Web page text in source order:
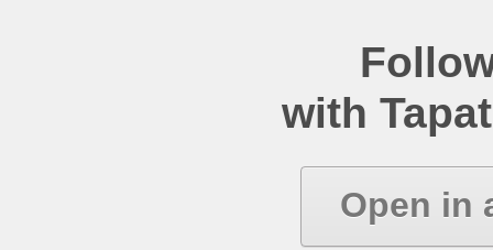
with
Open in